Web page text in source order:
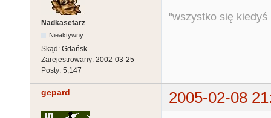
Nadkasetarz
Nieaktywny
Skąd: Gdańsk
Zarejestrowany: 2002-03-25
Posty: 5,147
"wszystko się kiedyś
gepard 2005-02-08